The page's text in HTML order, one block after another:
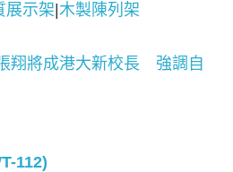
展示架 木製陳列架
翔將成港大新校長 強調自
112)